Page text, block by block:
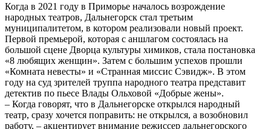
Когда в 2021 году в Приморье началось возрождение
народных театров, Дальнегорск стал третьим
муниципалитетом, в котором реализовали новый проект.
Первой премьерой, которая с аншлагом состоялась на
большой сцене Дворца культуры химиков, стала постановка
«8 любящих женщин». Затем с большим успехов прошли
«Комната невесты» и «Странная миссис Сэвидж». В этом
году на суд зрителей труппа народного театра представит
детектив по пьесе Влады Ольховой «Добрые жены».
– Когда говорят, что в Дальнегорске открылся народный
театр, сразу хочется поправить: не открылся, а возобновил
работу, – акцентирует внимание режиссер дальнегорского